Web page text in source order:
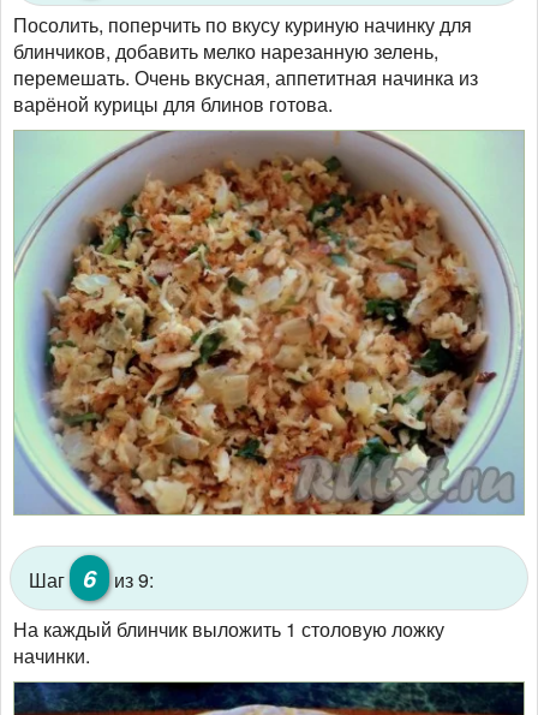
Посолить, поперчить по вкусу куриную начинку для
блинчиков, добавить мелко нарезанную зелень,
перемешать. Очень вкусная, аппетитная начинка из
варёной курицы для блинов готова.
Шаг 6
из 9:
На каждый блинчик выложить 1 столовую ложку
начинки.